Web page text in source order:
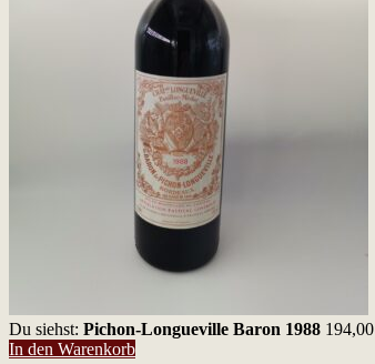
Du siehst: Pichon-Longueville Baron 1988 194,00
In den Warenkorb